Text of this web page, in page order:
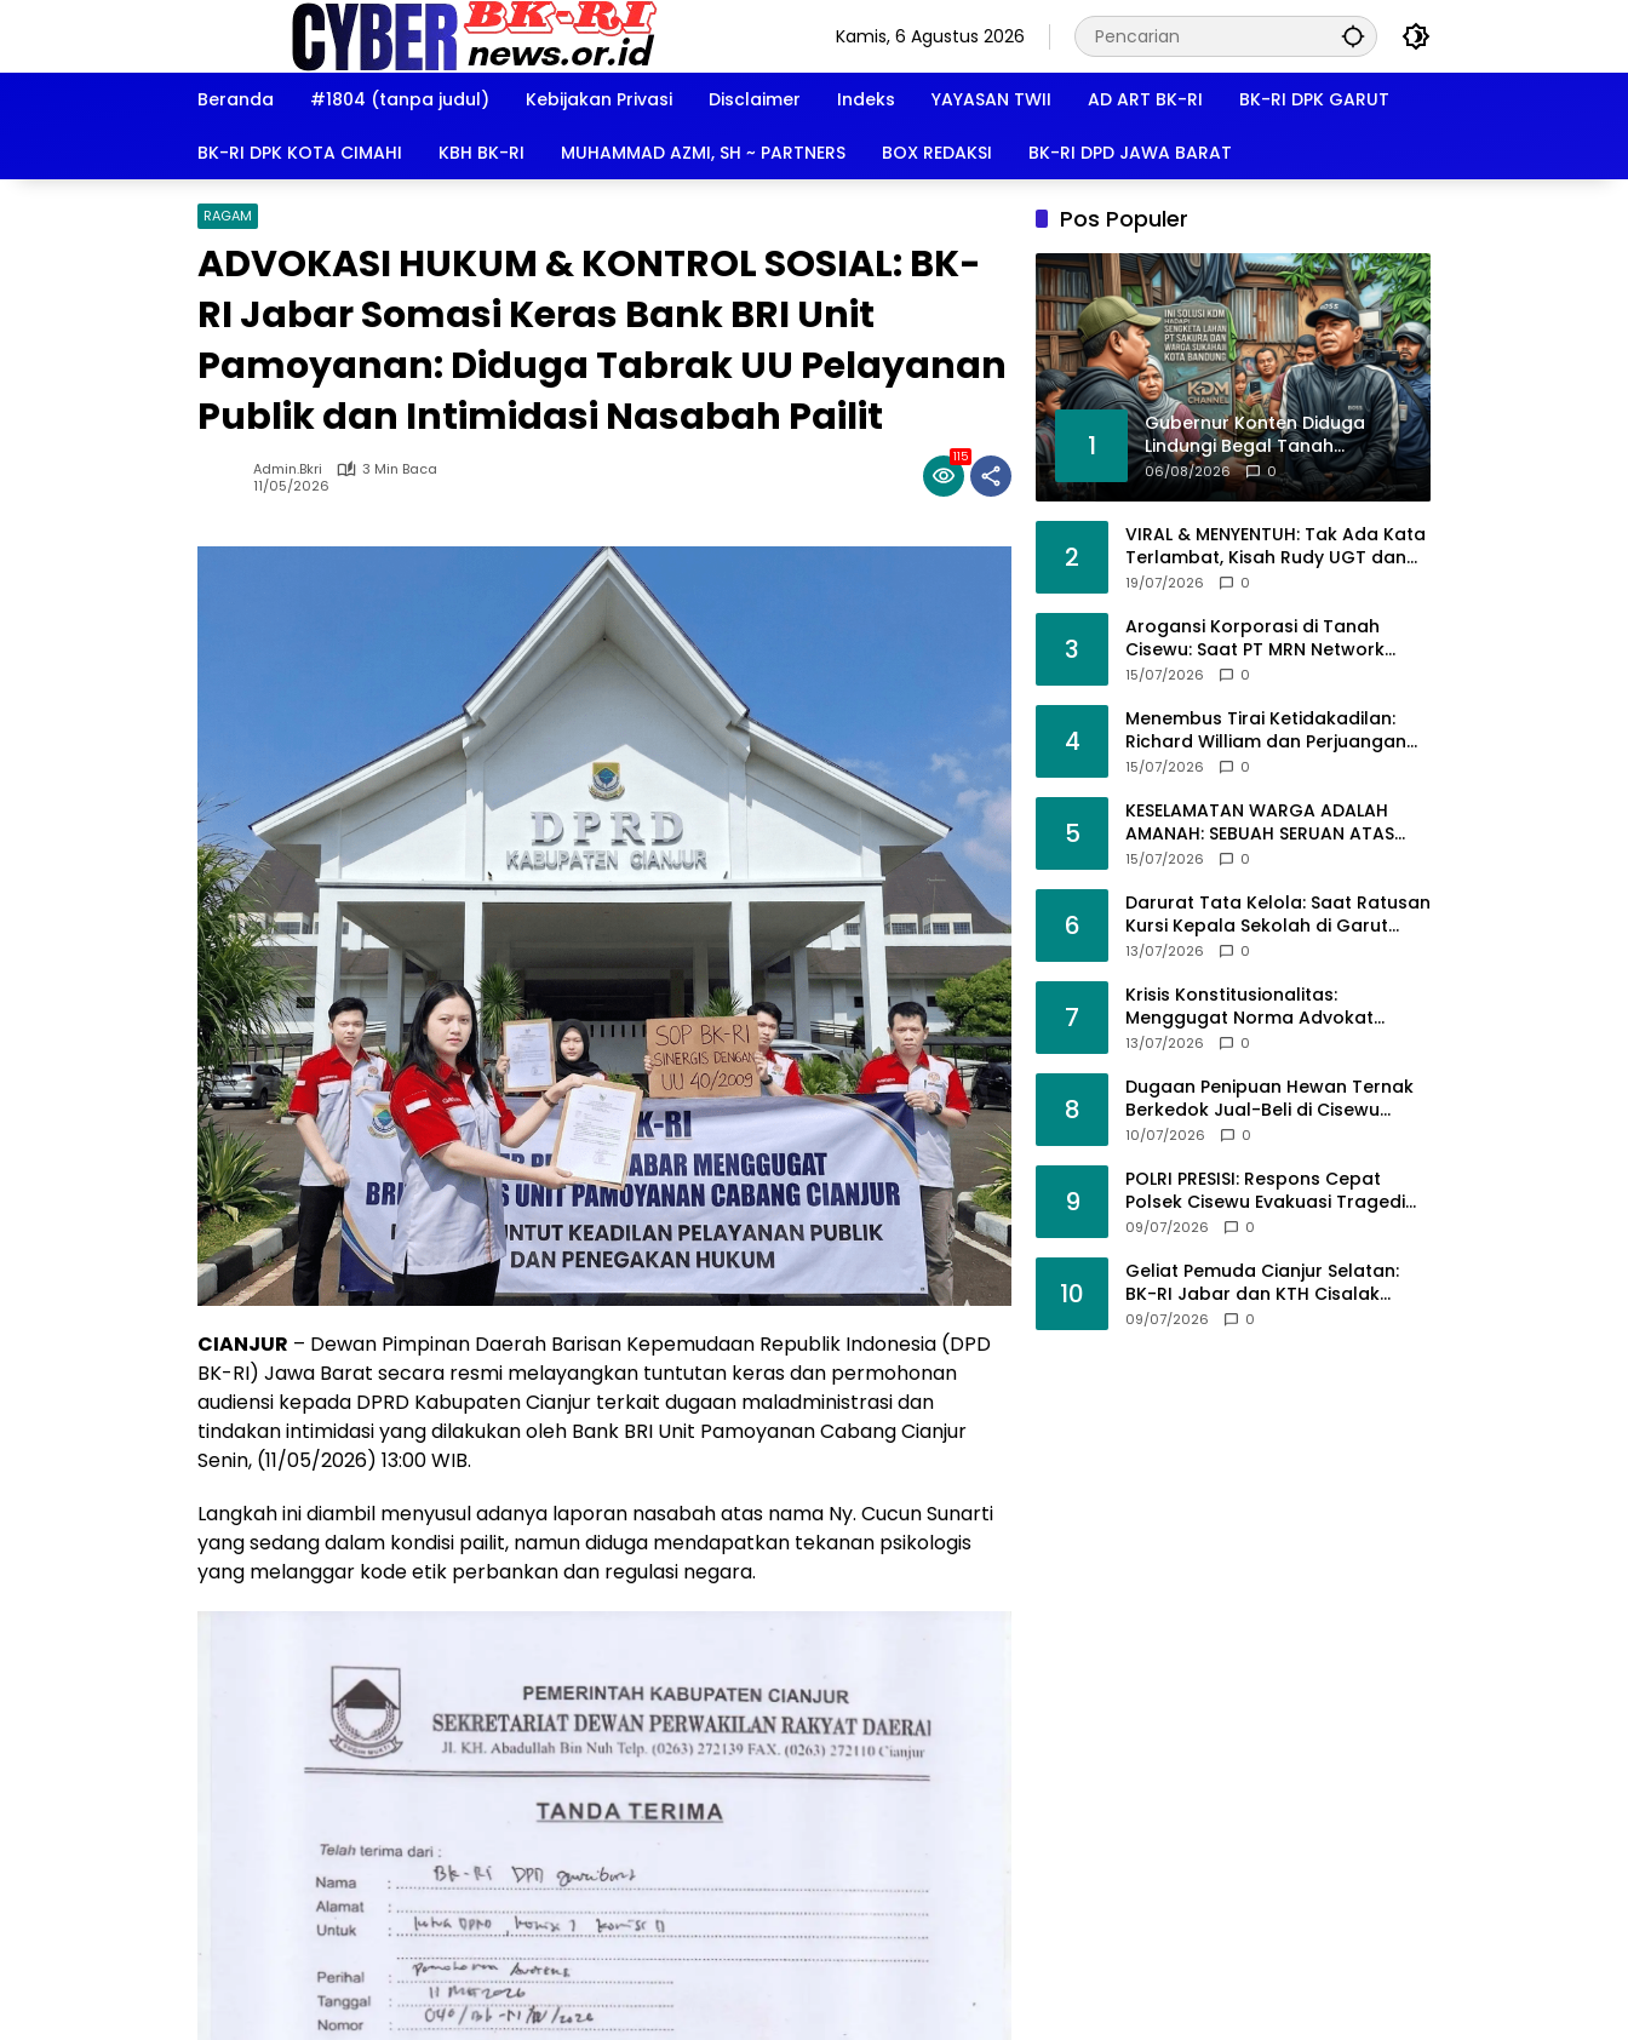
Kamis, 6 Agustus 2026
Beranda #1804 (tanpa judul) Kebijakan Privasi Disclaimer Indeks YAYASAN TWII AD ART BK-RI BK-RI DPK GARUT
BK-RI DPK KOTA CIMAHI KBH BK-RI MUHAMMAD AZMI, SH ~ PARTNERS BOX REDAKSI BK-RI DPD JAWA BARAT
RAGAM
ADVOKASI HUKUM & KONTROL SOSIAL: BK-
RI Jabar Somasi Keras Bank BRI Unit
Pamoyanan: Diduga Tabrak UU Pelayanan
Publik dan Intimidasi Nasabah Pailit
Admin.bkri
3 Min Baca
11/05/2026
115
CIANJUR – Dewan Pimpinan Daerah Barisan Kepemudaan Republik Indonesia (DPD
BK-RI) Jawa Barat secara resmi melayangkan tuntutan keras dan permohonan
audiensi kepada DPRD Kabupaten Cianjur terkait dugaan maladministrasi dan
tindakan intimidasi yang dilakukan oleh Bank BRI Unit Pamoyanan Cabang Cianjur
Senin, (11/05/2026) 13:00 WIB.
​Langkah ini diambil menyusul adanya laporan nasabah atas nama Ny. Cucun Sunarti
yang sedang dalam kondisi pailit, namun diduga mendapatkan tekanan psikologis
yang melanggar kode etik perbankan dan regulasi negara.
Pos Populer
1
Gubernur Konten Diduga
Lindungi Begal Tanah
Pasirkoja, BK-RI Buka Suara!
06/08/2026 0
2
VIRAL & MENYENTUH: Tak Ada Kata
Terlambat, Kisah Rudy UGT dan
Misi Membangun SDM Bangsa
19/07/2026 0
3
Arogansi Korporasi di Tanah
Cisewu: Saat PT MRN Network
Global Mengabaikan Adab dan
15/07/2026 0
4
Menembus Tirai Ketidakadilan:
Richard William dan Perjuangan
Konstitusional Advokat dalam
15/07/2026 0
5
KESELAMATAN WARGA ADALAH
AMANAH: SEBUAH SERUAN ATAS
SEMRAWUTNYA KABEL UTILITAS
15/07/2026 0
6
Darurat Tata Kelola: Saat Ratusan
Kursi Kepala Sekolah di Garut
“Dibiarkan Kosong” di Tengah
13/07/2026 0
7
Krisis Konstitusionalitas:
Menggugat Norma Advokat
dalam KUHAP Nomor 20 Tahun
Bermartabat
13/07/2026 0
8
Dugaan Penipuan Hewan Ternak
Berkedok Jual-Beli di Cisewu
Garut: Ratusan Juta Rupiah Raib,
Tangan
10/07/2026 0
9
POLRI PRESISI: Respons Cepat
Polsek Cisewu Evakuasi Tragedi
Gantung Diri, Kedepankan
Demi Jaga Marwah Negara
09/07/2026 0
10
Geliat Pemuda Cianjur Selatan:
BK-RI Jabar dan KTH Cisalak
Cidaun Dobrak Potensi Wisata
09/07/2026 0